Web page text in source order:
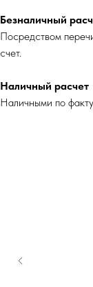
Безналичный
Посредством
счет.
Наличный расчет
Наличными по